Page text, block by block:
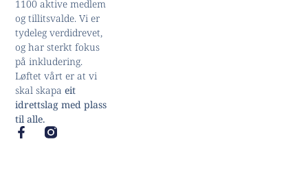
1100 aktive medlem
og tillitsvalde. Vi er
tydeleg verdidrevet,
og har sterkt fokus
på inkludering.
Løftet vårt er at vi
skal skapaeit
idrettslag med plass
til alle.